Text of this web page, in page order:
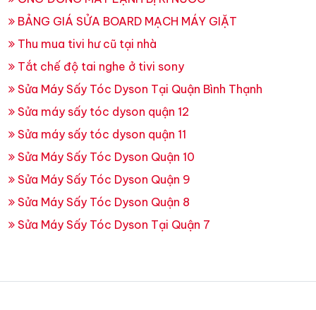
BẢNG GIÁ SỬA BOARD MẠCH MÁY GIẶT
Thu mua tivi hư cũ tại nhà
Tắt chế độ tai nghe ở tivi sony
Sửa Máy Sấy Tóc Dyson Tại Quận Bình Thạnh
Sửa máy sấy tóc dyson quận 12
Sửa máy sấy tóc dyson quận 11
Sửa Máy Sấy Tóc Dyson Quận 10
Sửa Máy Sấy Tóc Dyson Quận 9
Sửa Máy Sấy Tóc Dyson Quận 8
Sửa Máy Sấy Tóc Dyson Tại Quận 7